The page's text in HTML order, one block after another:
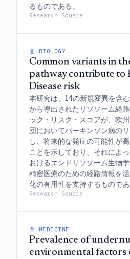
るものである。
Research Square
🧬 BIOLOGY
Common variants in
pathway contribute to
Disease risk
本研究は、14の新規変異を含
から導出されたリソソーム経
ック・リスク・スコアが、欧
団においてパーキンソン病の
し、将来的な発症の可能性が
ことを示しており、それによ
おけるエンドリソソーム生物学
精密医療のための経路情報を
化の有用性を支持するものであ
Research Square
📄 MEDICINE
Prevalence of
environmental factors